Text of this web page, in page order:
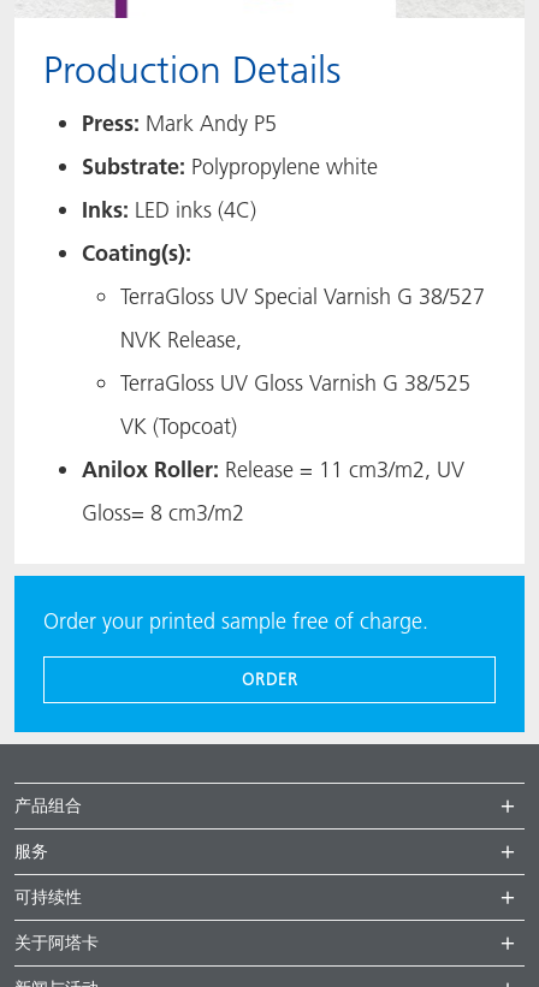
Production Details
Press: Mark Andy P5 ​
Substrate: Polypropylene white​
Inks: LED inks (4C)​
Coating(s):
TerraGloss UV Special Varnish G 38/527
NVK Release,
TerraGloss UV Gloss Varnish G 38/525
VK (Topcoat)​
Anilox Roller: Release = 11 cm3/m2, UV
Gloss= 8 cm3/m2​
Order your printed sample free of charge.
ORDER
产品组合
服务
可持续性
关于阿塔卡